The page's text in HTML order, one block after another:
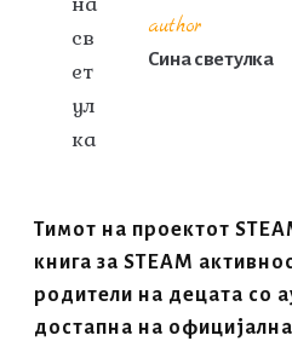
author
Сина светулка
Тимот на проектот
книга за STEAM
родители на децата со
достапна на